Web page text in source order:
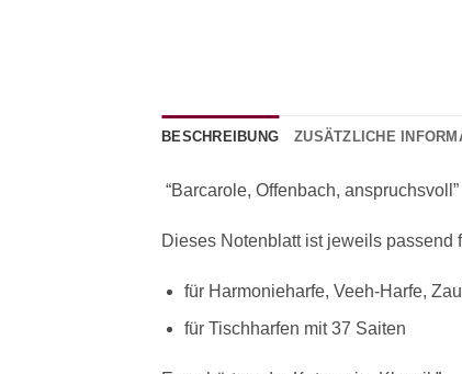
BESCHREIBUNG ZUSÄTZLICHE
“Barcarole, Offenbach, anspruchsvoll”
Dieses Notenblatt ist jeweils passend
für Harmonieharfe, Veeh-Harfe,
für Tischharfen mit 37 Saiten